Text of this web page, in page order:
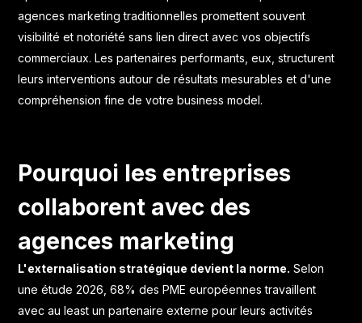
agences marketing traditionnelles promettent souvent
visibilité et notoriété sans lien direct avec vos objectifs
commerciaux. Les partenaires performants, eux, structurent
leurs interventions autour de résultats mesurables et d'une
compréhension fine de votre business model.
Pourquoi les entreprises
collaborent avec des
agences marketing
L'externalisation stratégique devient la norme. Selon
une étude 2026, 68% des PME européennes travaillent
avec au least un partenaire externe pour leurs activités